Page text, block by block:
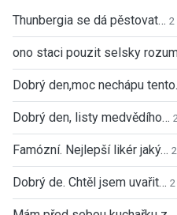
Thunbergia se dá pěstovat… 2
ono staci pouzit selsky
Dobrý den,moc nechápu
Dobrý den, listy medvědího…
Famózní. Nejlepší likér jaký…
Dobrý de. Chtěl jsem uvařit…